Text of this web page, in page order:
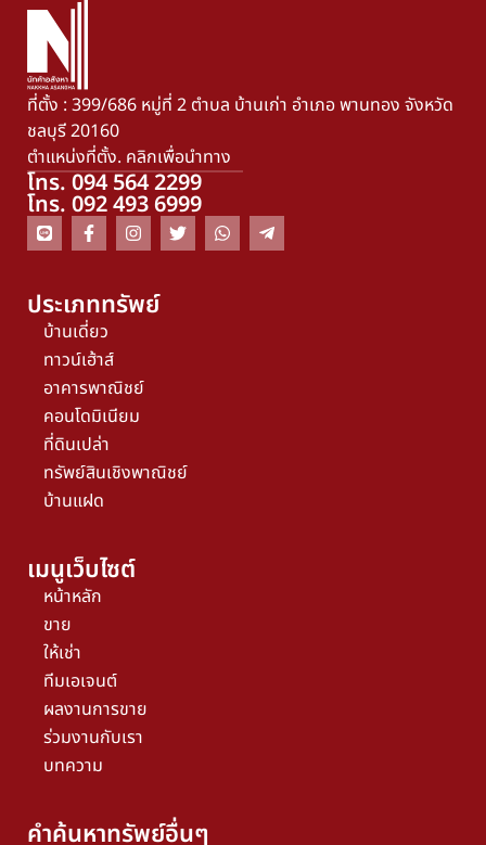
ที่ตั้ง : 399/686 หมู่ที่ 2 ตำบล บ้านเก่า อำเภอ พานทอง จังหวัด
ชลบุรี 20160
ตำแหน่งที่ตั้ง. คลิกเพื่อนำทาง
โทร. 094 564 2299
โทร. 092 493 6999
ประเภททรัพย์
บ้านเดี่ยว
ทาวน์เฮ้าส์
อาคารพาณิชย์
คอนโดมิเนียม
ที่ดินเปล่า
ทรัพย์สินเชิงพาณิชย์
บ้านแฝด
เมนูเว็บไซต์
หน้าหลัก
ขาย
ให้เช่า
ทีมเอเจนต์
ผลงานการขาย
ร่วมงานกับเรา
บทความ
คำค้นหาทรัพย์อื่นๆ